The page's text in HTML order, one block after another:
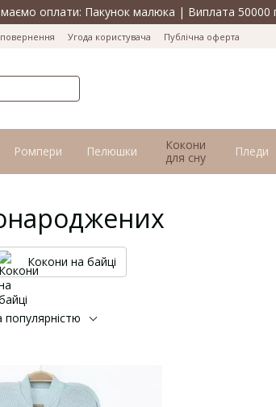
оплати: Пакунок малюка | Виплата 50000
Угода користувача Публічна оферта
Ромпери Пелюшки
Кокони
для сну
Пледи
Кокони на байці
популярністю